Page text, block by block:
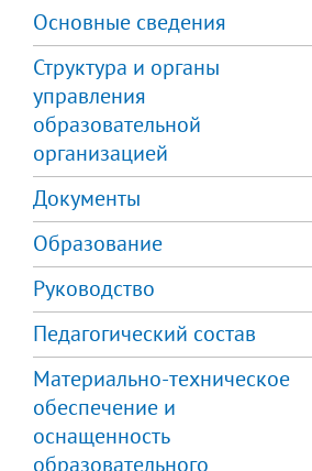
Основные сведения
Структура и органы
управления
образовательной
организацией
Документы
Образование
Руководство
Педагогический состав
Материально-техническое
обеспечение и
оснащенность